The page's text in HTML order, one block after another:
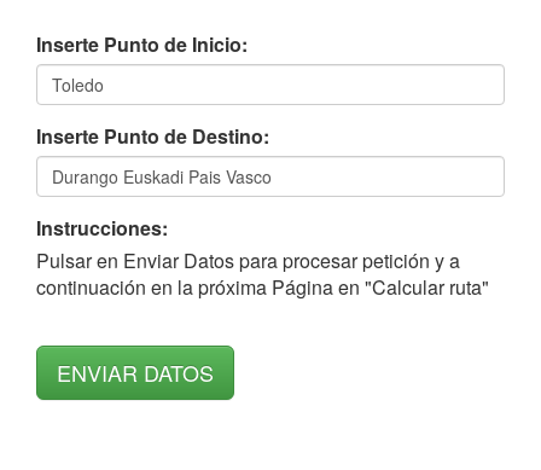
Inserte Punto de Inicio:
Inserte Punto de Destino:
Instrucciones:
Pulsar en Enviar Datos para procesar petición y a
continuación en la próxima Página en "Calcular ruta"